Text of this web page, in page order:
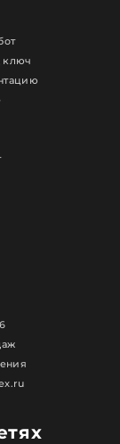
прорабами
подрядов и
типа
бесплатно
в
и
галерее —
ключ